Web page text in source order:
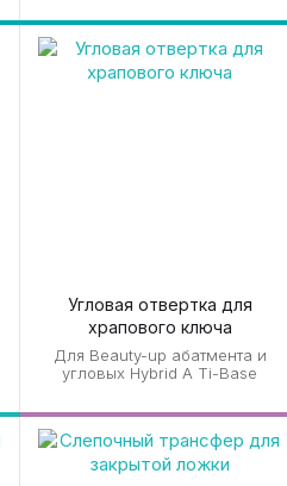
Угловая отвертка для
храпового ключа
Для Beauty-up абатмента и
угловых Hybrid A Ti-Base